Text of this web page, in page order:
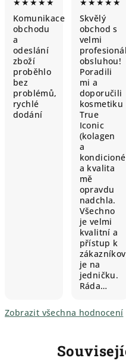
Komunikace
obchodu
a
odeslání
zboží
proběhlo
bez
problémů,
rychlé
dodání
Skvělý
obchod s
velmi
obsluhou!
Poradili
mi a
doporučili
kosmetiku
True
Iconic
(kolagen
a
a kvalita
mě
opravdu
nadchla.
Všechno
je velmi
kvalitní a
přístup k
je na
jedničku.
Ráda…
Zobrazit všechna hodnocení